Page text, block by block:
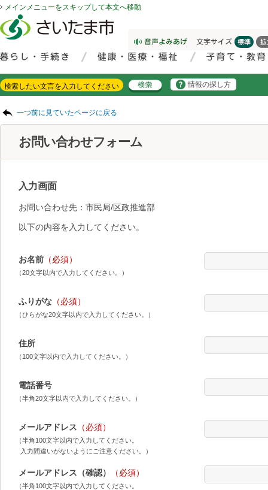
メインメニューをスキップして本文へ移動
情報の探し方
一つ前に見ていたページに戻る
お問い合わせフォーム
入力画面
お問い合わせ先：市民局/区政推進部
以下の内容を入力してください。
お名前 （必須）
（20文字以内で入力してください。）
ふりがな （必須）
（ひらがな20文字以内で入力してください。）
住所
（100文字以内で入力してください。）
電話番号
（半角20文字以内で入力してください。）
メールアドレス （必須）
（半角100文字以内で入力してください。
入力間違いがないようにご注意ください。）
メールアドレス（確認） （必須）
（半角100文字以内で入力してください。